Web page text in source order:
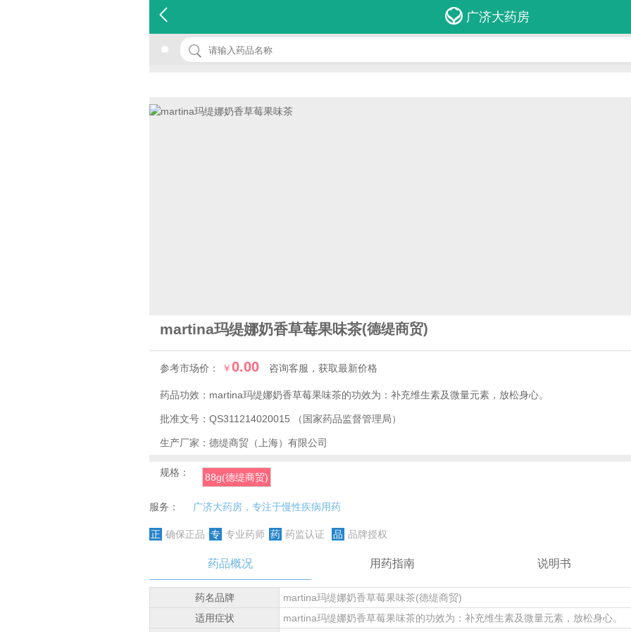
广济大药房
martina玛缇娜奶香草莓果味茶(德缇商贸)
参考市场价： ￥0.00 咨询客服，获取最新价格
名 称：martina玛缇娜奶香草莓果味茶
药品功效： martina玛缇娜奶香草莓果味茶的功效为：补充维生素及微量元素，放松身心。
批准文号： QS311214020015 （国家药品监督管理局）
生产厂家： 德缇商贸（上海）有限公司
规格： 88g(德缇商贸)
服务： 广济大药房，专注于慢性疾病用药
正 确保正品 专 专业药师 药 药监认证 品 品牌授权
药品概况 用药指南 说明书
药名品牌
martina玛缇娜奶香草莓果味茶(德缇商贸)
适用症状
martina玛缇娜奶香草莓果味茶的功效为：补充维生素及微量元素，放松身心。